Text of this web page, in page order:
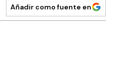
Añadir como fuente en